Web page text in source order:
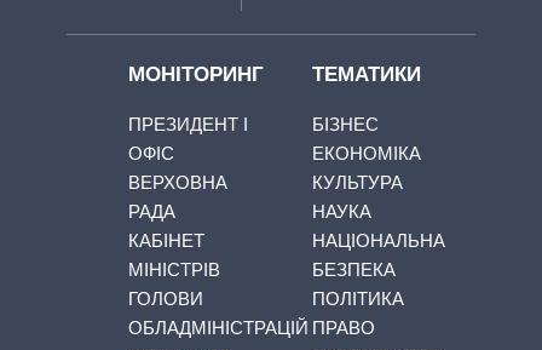
МОНІТОРИНГ
ПРЕЗИДЕНТ І
ОФІС
ВЕРХОВНА
РАДА
КАБІНЕТ
МІНІСТРІВ
ГОЛОВИ
ОБЛАДМІНІСТРАЦІЙ
ТЕМАТИКИ
БІЗНЕС
ЕКОНОМІКА
КУЛЬТУРА
НАУКА
НАЦІОНАЛЬНА
БЕЗПЕКА
ПОЛІТИКА
ПРАВО